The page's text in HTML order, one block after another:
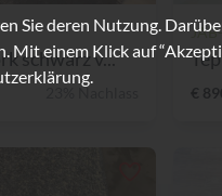
schwarz v...
23% Nachlass €
Sie deren Nutzung.
einem Klick auf